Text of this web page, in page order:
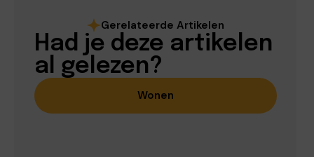
Gerelateerde Artikelen
Had je deze artikelen
al gelezen?
Wonen